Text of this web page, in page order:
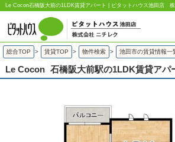
Le Cocon石橋阪大前の1LDK賃貸アパート | ピタットハウス池田店
総合TOP > 賃貸TOP > 物件検索 > 池田市の賃貸情報一
Le Cocon 石橋阪大前駅の1LDK賃貸アパ